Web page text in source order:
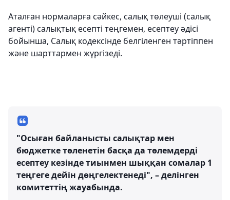
Аталған нормаларға сәйкес, салық төлеуші (салық
агенті) салықтық есепті теңгемен, есептеу әдісі
бойынша, Салық кодексінде белгіленген тәртіппен
және шарттармен жүргізеді.
"Осыған байланысты салықтар мен
бюджетке төленетін басқа да төлемдерді
есептеу кезінде тиынмен шыққан сомалар 1
теңгеге дейін дөңгелектенеді", – делінген
комитеттің жауабында.